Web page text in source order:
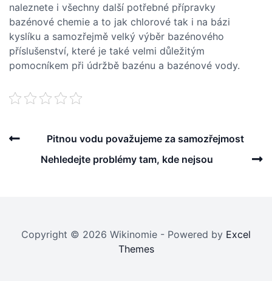
naleznete i všechny další potřebné přípravky
bazénové chemie a to jak chlorové tak i na bázi
kyslíku a samozřejmě velký výběr bazénového
příslušenství, které je také velmi důležitým
pomocníkem při údržbě bazénu a bazénové vody.
Post
navigation
PreviousPitnou vodu považujeme za samozřejmost
Nehledejte problémy tam, kde nejsou
Copyright © 2026 Wikinomie - Powered by Excel
Themes